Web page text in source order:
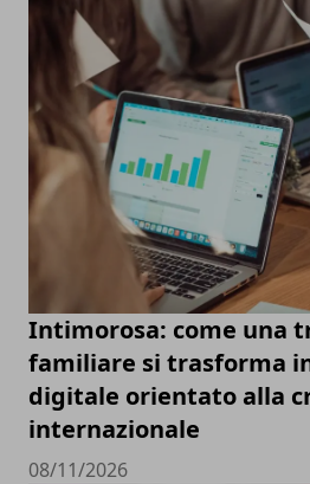
Intimorosa: come una
familiare si trasforma
digitale orientato alla
internazionale
08/11/2026